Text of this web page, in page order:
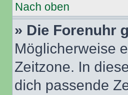
Nach oben
» Die Forenuhr
Möglicherweise
Zeitzone. In
dich passende